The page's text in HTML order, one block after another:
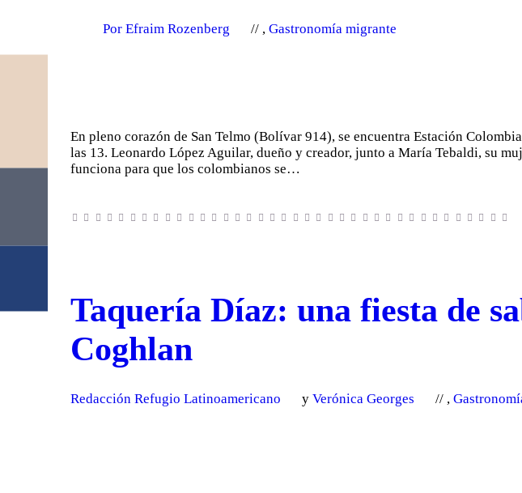
Por Efraim Rozenberg ,Gastronomía migrante
En pleno corazón de San Telmo (Bolívar 914), se encuentra Estación
las 13. Leonardo López Aguilar, dueño y creador, junto a María Tebaldi, su
funciona para que los colombianos se…
Taquería Díaz: una fiesta de
Coghlan
Redacción Refugio Latinoamericano yVerónica Georges ,